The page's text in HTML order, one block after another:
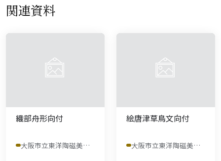
関連資料
織部舟形向付
大阪市立東洋陶磁美術館
絵唐津草鳥文向付
大阪市立東洋陶磁美術館